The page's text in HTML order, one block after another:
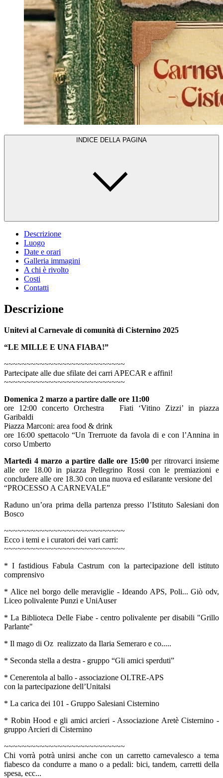
INDICE DELLA PAGINA
Descrizione
Luogo
Date e orari
Galleria immagini
A chi è rivolto
Costi
Contatti
Descrizione
Unitevi al Carnevale di comunità di Cisternino 2025
“LE MILLE E UNA FIABA!”
~~~~~~~~~~~~~~~~~~~~~~~~~~~
Partecipate alle due sfilate dei carri APECAR e affini!
~~~~~~~~~~~~~~~~~~~~~~~~~~~
Domenica 2 marzo a partire dalle ore 11:00
ore 12:00 concerto Orchestra Fiati ‘Vitino Zizzi’ in piazza
Garibaldi
Piazza Marconi: area food & drink
ore 16:00 spettacolo “Un Trerruote da favola di e con l’Annina in
corso Umberto
Martedì 4 marzo a partire dalle ore 15:00per ritrovarci insieme
alle ore 18.00 in piazza Pellegrino Rossi con le premiazioni e
concludere alle ore 18.30 con una nuova ed esilarante versione del
“PROCESSO A CARNEVALE”
Raduno un’ora prima della partenza presso l’Istituto Salesiani don
Bosco
~~~~~~~~~~~~~~~~~~~~~~~~~~~
Ecco i temi e i curatori dei vari carri:
~~~~~~~~~~~~~~~~~~~~~~~~~~~
* I fastidious Fabula Castrum con la partecipazione dell istituto
comprensivo
* Alice nel borgo delle meraviglie - Ideando APS, Poli... Giò odv,
Liceo polivalente Punzi e UniAuser
* La Biblioteca Delle Fiabe - centro polivalente per disabili "Grillo
Parlante"
* Il mago di Oz realizzato da Ilaria Semeraro e co.....
* Seconda stella a destra - gruppo “Gli amici sperduti”
* Cenerentola al ballo - associazione OLTRE-APS
con la partecipazione dell’Unitalsi
* La carica dei 101 - Gruppo Salesiani Cisternino
* Robin Hood e gli amici arcieri - Associazione Aretè Cisternino -
gruppo Arcieri di Cisternino
~~~~~~~~~~~~~~~~~~~~~~~~~~~
Chi vorrà potrà unirsi anche con un carretto carnevalesco a tema
fiabesco da condurre a mano o a pedali: bici, tandem, carretti della
spesa, ecc...